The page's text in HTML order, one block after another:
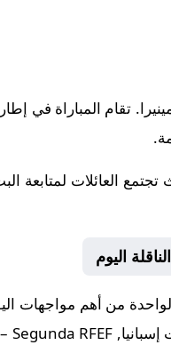
العائلات لمتابعة
اليوم
من أهم مواجهات
إسبانيا, Segunda RFEF – تصفيات الصعود